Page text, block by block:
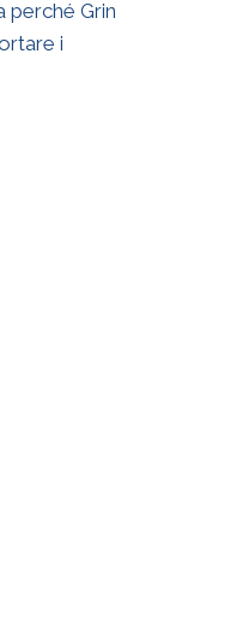
perché Grin
i